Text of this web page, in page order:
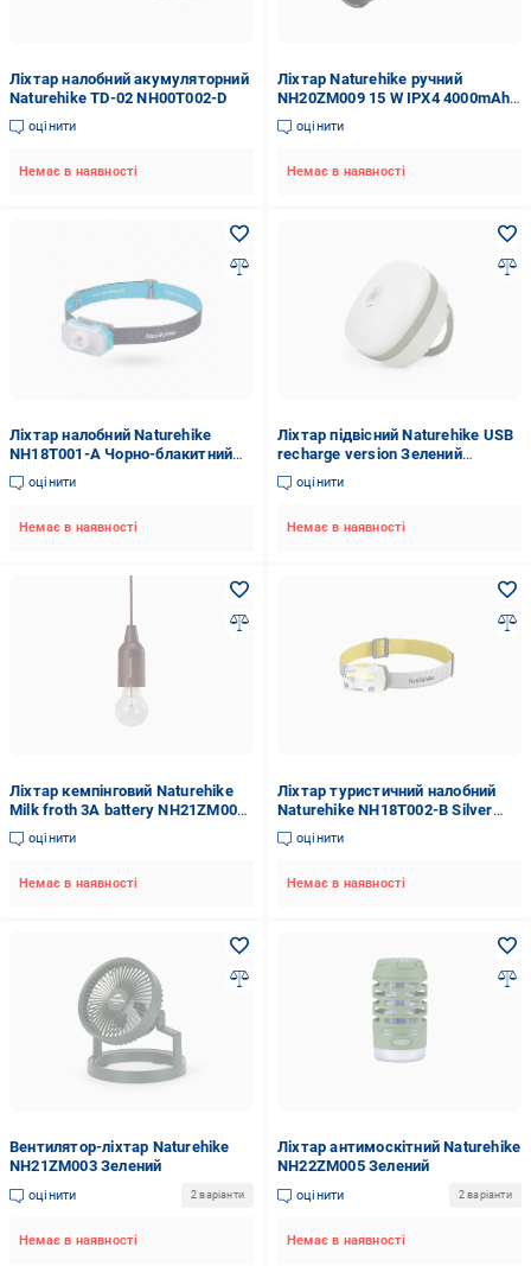
Ліхтар налобний акумуляторний
Naturehike TD-02 NH00T002-D
оцінити
Немає в наявності
Ліхтар Naturehike ручний
NH20ZM009 15 W IPX4 4000mAh
Black
оцінити
Немає в наявності
Ліхтар налобний Naturehike
NH18T001-A Чорно-блакитний
(62990)
оцінити
Немає в наявності
Ліхтар підвісний Naturehike USB
recharge version Зелений
(NH16D300-С)
оцінити
Немає в наявності
Ліхтар кемпінговий Naturehike
Milk froth 3A battery NH21ZM002
Wood grain
оцінити
Немає в наявності
Ліхтар туристичний налобний
Naturehike NH18T002-B Silver
(6927595746189)
оцінити
Немає в наявності
Вентилятор-ліхтар Naturehike
NH21ZM003 Зелений
оцінити 2 варіанти
Немає в наявності
Ліхтар антимоскітний Naturehike
NH22ZM005 Зелений
оцінити 2 варіанти
Немає в наявності